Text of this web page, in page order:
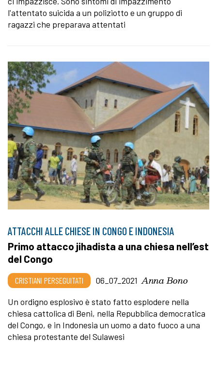
l'attentato suicida a un poliziotto e un gruppo di
ragazzi che preparava attentati
ATTACCHI ALLE CHIESE IN CONGO E INDONESIA
Primo attacco jihadista a una chiesa nell’est
del Congo
CRISTIANI PERSEGUITATI 06_07_2021 Anna Bono
Un ordigno esplosivo è stato fatto esplodere nella
chiesa cattolica di Beni, nella Repubblica democratica
del Congo, e in Indonesia un uomo a dato fuoco a una
chiesa protestante del Sulawesi